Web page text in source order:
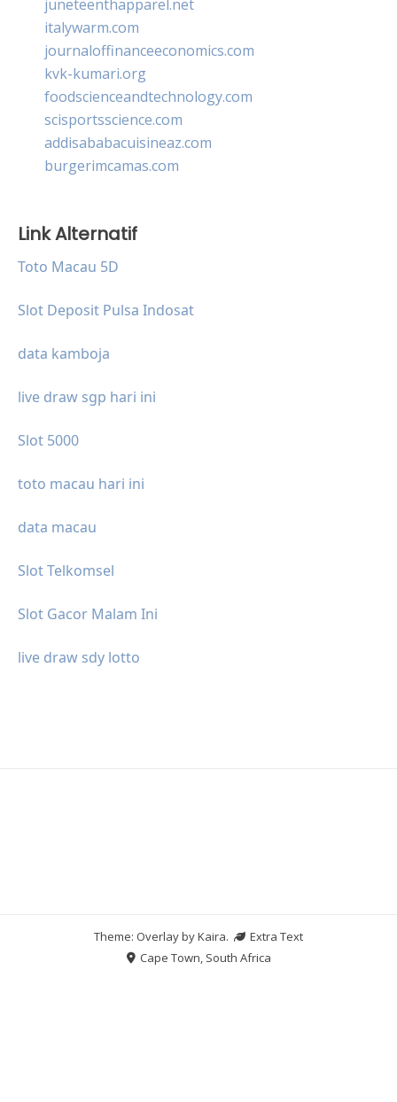
juneteenthapparel.net
italywarm.com
journaloffinanceeconomics.com
kvk-kumari.org
foodscienceandtechnology.com
scisportsscience.com
addisababacuisineaz.com
burgerimcamas.com
Link Alternatif
Toto Macau 5D
Slot Deposit Pulsa Indosat
data kamboja
live draw sgp hari ini
Slot 5000
toto macau hari ini
data macau
Slot Telkomsel
Slot Gacor Malam Ini
live draw sdy lotto
Theme: Overlay byKaira.
Extra Text
Cape Town, South Africa